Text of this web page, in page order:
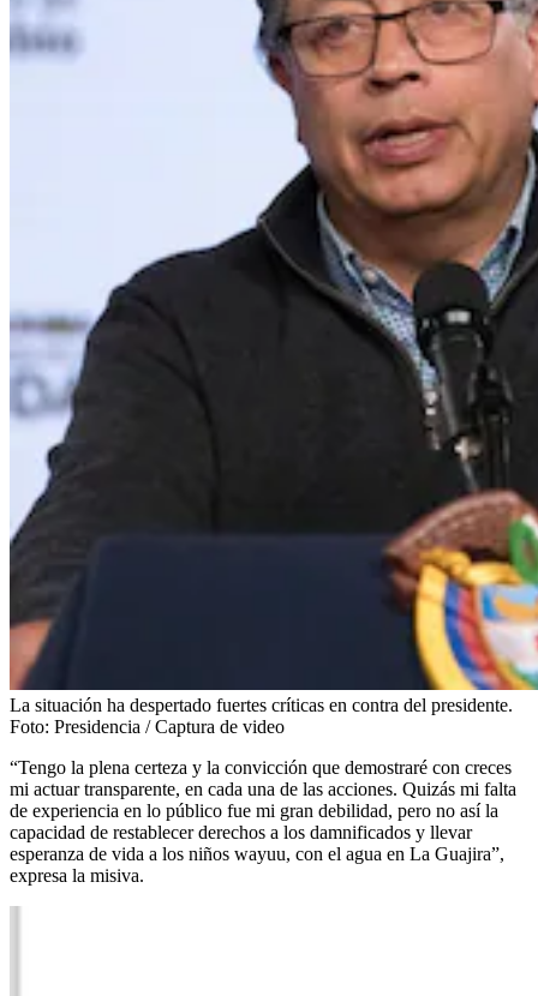
La situación ha despertado fuertes críticas en contra del presidente.
Foto: Presidencia / Captura de video
“Tengo la plena certeza y la convicción que demostraré con creces
mi actuar transparente, en cada una de las acciones. Quizás mi falta
de experiencia en lo público fue mi gran debilidad, pero no así la
capacidad de restablecer derechos a los damnificados y llevar
esperanza de vida a los niños wayuu, con el agua en La Guajira”,
expresa la misiva.